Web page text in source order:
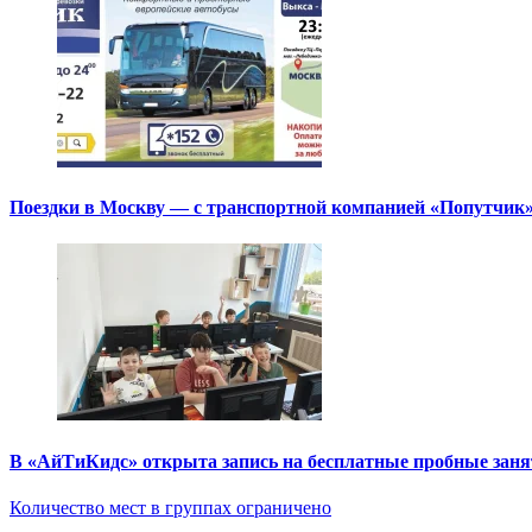
Поездки в Москву — с транспортной компанией «Попутчик»
В «АйТиКидс» открыта запись на бесплатные пробные
Количество мест в группах ограничено